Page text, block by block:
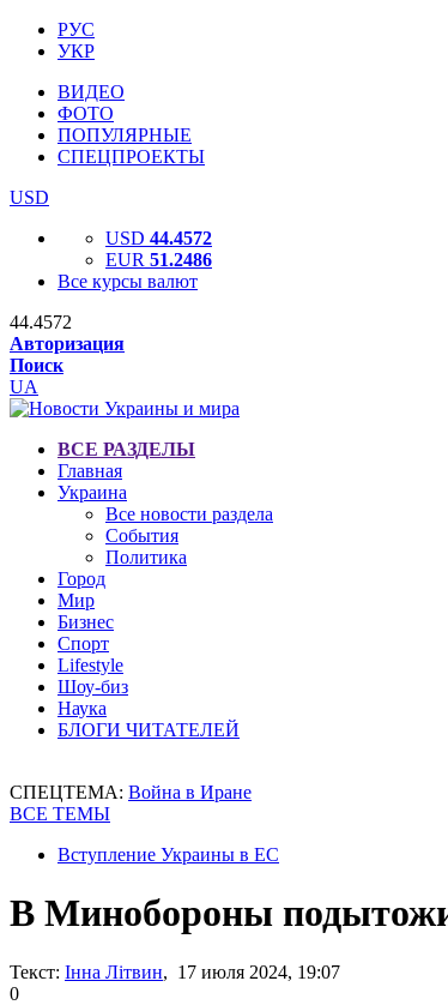
РУС
УКР
ВИДЕО
ФОТО
ПОПУЛЯРНЫЕ
СПЕЦПРОЕКТЫ
USD
USD 44.4572
EUR 51.2486
Все курсы валют
44.4572
Авторизация
Поиск
UA
ВСЕ РАЗДЕЛЫ
Главная
Украина
Все новости раздела
События
Политика
Город
Мир
Бизнес
Спорт
Lifestyle
Шоу-биз
Наука
БЛОГИ ЧИТАТЕЛЕЙ
СПЕЦТЕМА: Война в Иране
ВСЕ ТЕМЫ
Вступление Украины в ЕС
В Минобороны
Текст: Інна Літвин, 17 июля 2024, 19:07
0